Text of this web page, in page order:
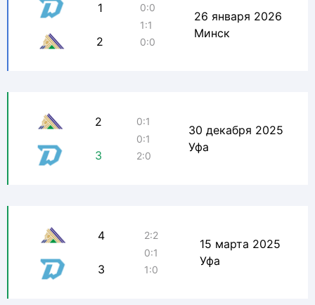
1
2
0:0
1:1
0:0
26 января 2026
Минск
2
3
0:1
0:1
2:0
30 декабря 2025
Уфа
4
3
2:2
0:1
1:0
15 марта 2025
Уфа